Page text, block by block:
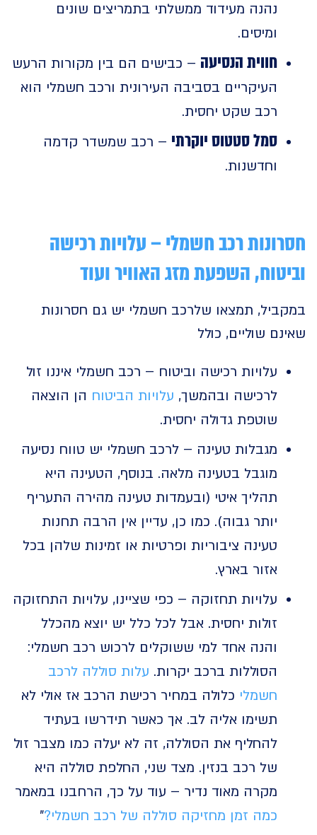
נהנה מעידוד ממשלתי בתמריצים שונים
ומיסים.
חווית הנסיעה– כבישים הם בין מקורות הרעש
העיקריים בסביבה העירונית ורכב חשמלי הוא
רכב שקט יחסית.
סמל סטטוס יוקרתי– רכב שמשדר קדמה
וחדשנות.
רכב חשמלי – עלויות רכישה
השפעת מזג האוויר ועוד
תמצאו שלרכב חשמלי יש גם חסרונות
שוליים, כולל
עלויות רכישה וביטוח – רכב חשמלי איננו זול
לרכישה ובהמשך,עלויות הביטוחהן הוצאה
שוטפת גדולה יחסית.
מגבלות טעינה – לרכב חשמלי יש טווח נסיעה
מוגבל בטעינה מלאה. בנוסף, הטעינה היא
תהליך איטי (ובעמדות טעינה מהירה התעריף
יותר גבוה). כמו כן, עדיין אין הרבה תחנות
טעינה ציבוריות ופרטיות או זמינות שלהן בכל
אזור בארץ.
עלויות תחזוקה – כפי שציינו, עלויות התחזוקה
זולות יחסית. אבל לכל כלל יש יוצא מהכלל
והנה אחד למי ששוקלים לרכוש רכב חשמלי:
הסוללות ברכב יקרות.עלות סוללה לרכב
חשמליכלולה במחיר רכישת הרכב אז אולי לא
תשימו אליה לב. אך כאשר תידרשו בעתיד
להחליף את הסוללה, זה לא יעלה כמו מצבר זול
של רכב בנזין. מצד שני, החלפת סוללה היא
מקרה מאוד נדיר – עוד על כך, הרחבנו במאמר
כמה זמן מחזיקה סוללה של רכב חשמלי?”